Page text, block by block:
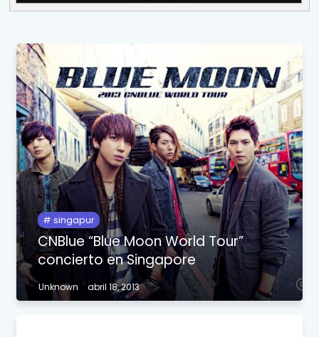
singapur
CNBlue “Blue Moon World Tour”
concierto en Singapore
Unknown abril 18, 2013